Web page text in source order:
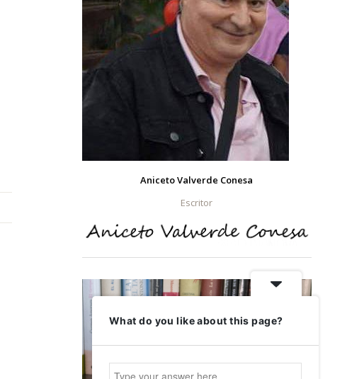
Aniceto Valverde Conesa
Escritor
What do you like about this page?